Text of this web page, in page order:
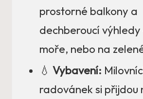
prostorné balkony a
dechberoucí výhledy
moře, nebo na
💧 Vybavení:
radovánek si přijdou